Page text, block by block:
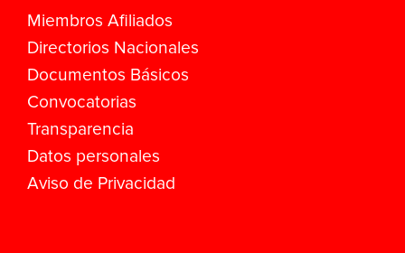
Miembros Afiliados
Directorios Nacionales
Documentos Básicos
Convocatorias
Transparencia
Datos personales
Aviso de Privacidad